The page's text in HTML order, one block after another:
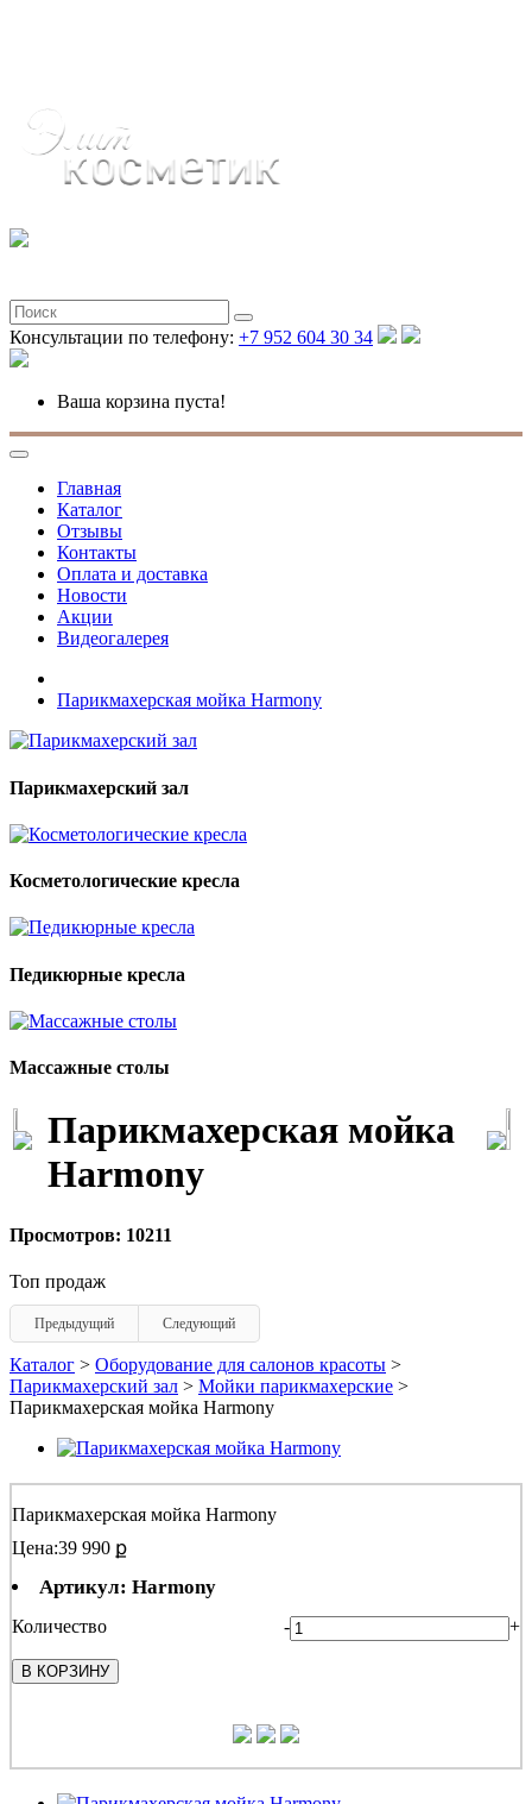
Консультации по телефону: +7 952 604 30 34
Ваша корзина пуста!
Главная
Каталог
Отзывы
Контакты
Оплата и доставка
Новости
Акции
Видеогалерея
Парикмахерская мойка Harmony
Парикмахерский зал
Косметологические кресла
Педикюрные кресла
Массажные столы
Парикмахерская мойка
Harmony
Просмотров: 10211
Топ продаж
Предыдущий Следующий
Каталог > Оборудование для салонов красоты >
Парикмахерский зал > Мойки парикмахерские >
Парикмахерская мойка Harmony
Парикмахерская мойка Harmony
Цена:39 990 ք
Артикул: Harmony
Количество - +
В КОРЗИНУ